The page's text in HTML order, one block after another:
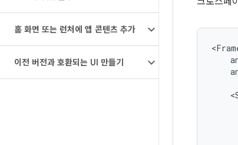
홈 화면 또는 런처에 앱 콘텐츠 추가
이전 버전과 호환되는 UI 만들기